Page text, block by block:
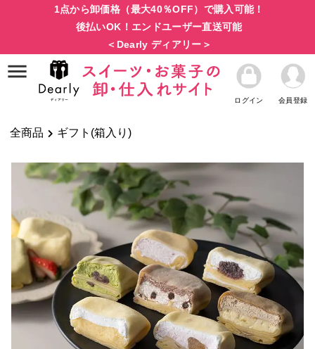
1点から卸価格（最大40％OFF）で購入可能！
後払いOK！エンドユーザー直送可能
＜Dearly ディアリー＞
ログイン 会員登録
全商品 ギフト(箱入り)